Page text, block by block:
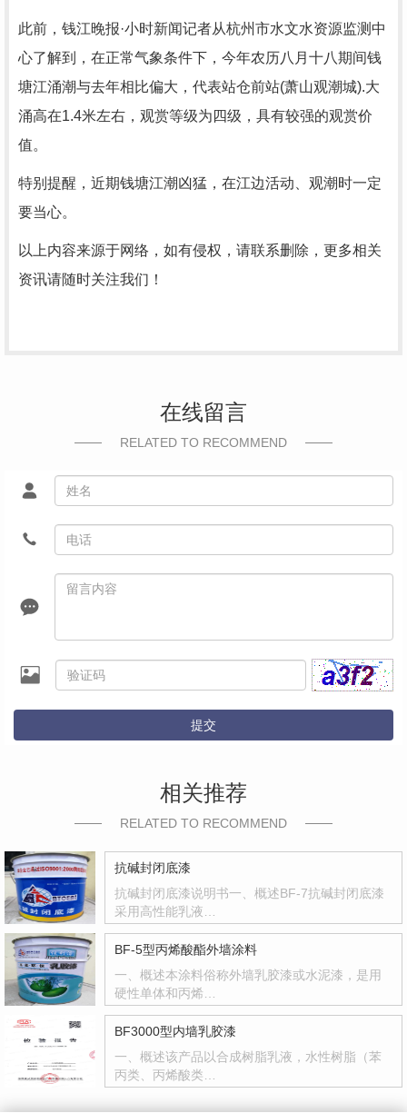
此前，钱江晚报·小时新闻记者从杭州市水文水资源监测中
心了解到，在正常气象条件下，今年农历八月十八期间钱
塘江涌潮与去年相比偏大，代表站仓前站(萧山观潮城).大
涌高在1.4米左右，观赏等级为四级，具有较强的观赏价
值。
特别提醒，近期钱塘江潮凶猛，在江边活动、观潮时一定
要当心。
以上内容来源于网络，如有侵权，请联系删除，更多相关
资讯请随时关注我们！
在线留言
RELATED TO RECOMMEND
提交
相关推荐
RELATED TO RECOMMEND
抗碱封闭底漆
抗碱封闭底漆说明书一、概述BF-7抗碱封闭底漆
采用高性能乳液…
BF-5型丙烯酸酯外墙涂料
一、概述本涂料俗称外墙乳胶漆或水泥漆，是用
硬性单体和丙烯…
BF3000型内墙乳胶漆
一、概述该产品以合成树脂乳液，水性树脂（苯
丙类、丙烯酸类…